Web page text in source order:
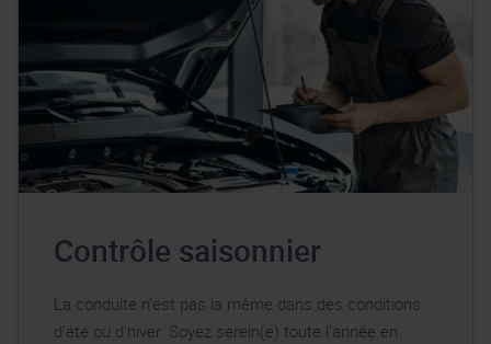
Contrôle saisonnier
La conduite n’est pas la même dans des conditions
d’été ou d’hiver. Soyez serein(e) toute l’année en